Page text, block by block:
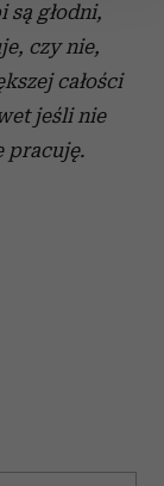
treści
i
o tym, jak
partnerom
danymi
są głodni,
czy nie,
całości
jeśli nie
pracuję.